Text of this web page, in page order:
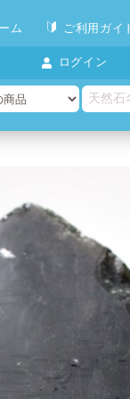
ム ご利用ガイ
ログイン